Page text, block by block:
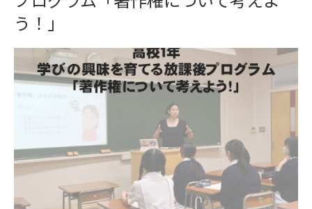
う！」